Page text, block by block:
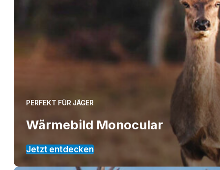
PERFEKT FÜR JÄGER
Wärmebild Monocular
Jetzt entdecken